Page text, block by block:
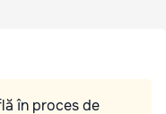
în proces de